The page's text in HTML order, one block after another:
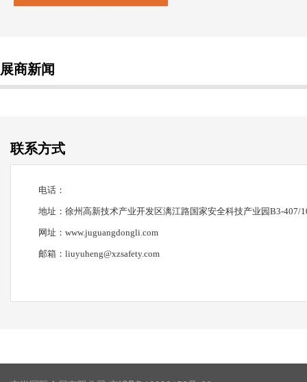
展商新闻
联系方式
电话：
地址：徐州高新技术产业开发区漓江路国家安全科技产业园B3-407/
网址： www.juguangdongli.com
邮箱： liuyuheng@xzsafety.com